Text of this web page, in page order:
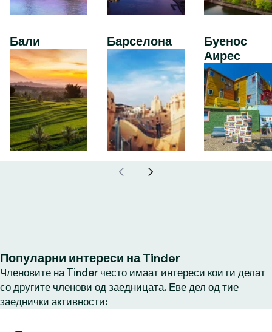
Бали Барселона
Буенос
Аирес
Популарни интереси на Tinder
Членовите на Tinder често имаат интереси кои ги делат
со другите членови од заедницата. Еве дел од тие
заеднички активности: